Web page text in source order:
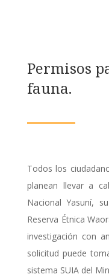
Permisos
fauna.
Todos los
planean llevar a
Nacional Yasuní,
Reserva Étnica
investigación con
solicitud puede
sistema SUIA del